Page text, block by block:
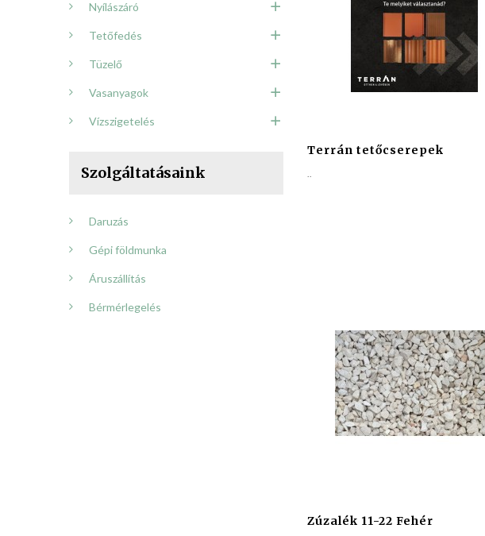
Nyílászáró
Tetőfedés
Tüzelő
Vasanyagok
Vízszigetelés
Szolgáltatásaink
Daruzás
Gépi földmunka
Áruszállítás
Bérmérlegelés
Terrán tetőcserepek
Zúzalék 11-22 Fehér